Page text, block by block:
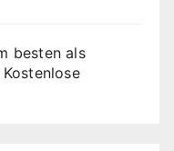
besten als